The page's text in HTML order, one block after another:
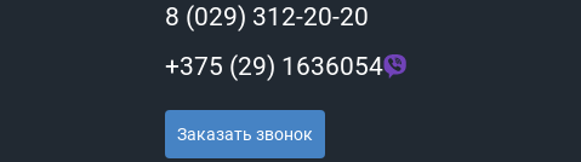
8 (029) 312-20-20
+375 (29) 1636054
Заказать звонок